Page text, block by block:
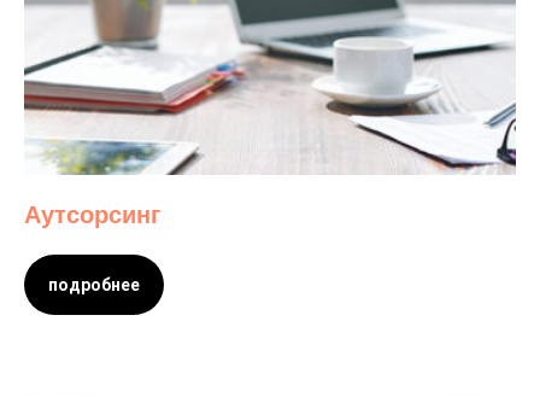
Аутсорсинг
подробнее